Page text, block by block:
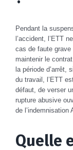
Pendant la
l’accident, l’ETT
cas de faute grave
maintenir le
la période d’arrêt,
du travail, l’ETT
défaut, de verser
rupture abusive
de l’indemnisation
Quelle